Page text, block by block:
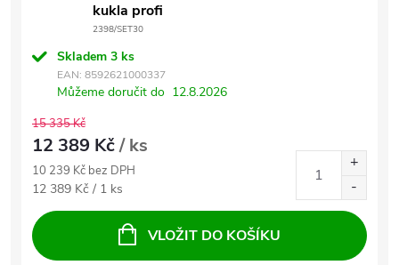
kukla profi
2398/SET30
Skladem 3 ks
EAN: 8592621000337
Můžeme doručit do 12.8.2026
15 335 Kč
12 389 Kč/ ks
10 239 Kč bez DPH
Měrná cena:
12 389 Kč / 1 ks
VLOŽIT DO KOŠÍKU